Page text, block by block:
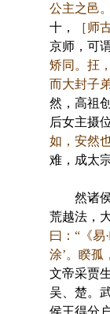
公主之邑。
十，
［师
京师，可
矫同。抂
而大封子
然，高祖
后女主摄
如，安然也
难，成太
然诸侯
荒越法，
曰：“《易
涂’。睽孤
文帝采贾
吴、楚。
侯王得分